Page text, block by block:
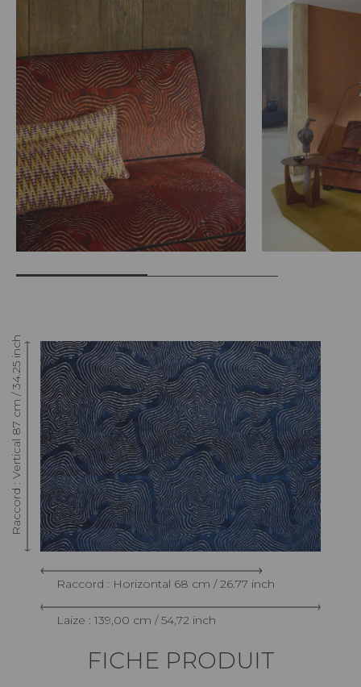
Raccord : Vertical 87 cm / 34.25 inch
Raccord : Horizontal 68 cm / 26.77 inch
Laize : 139,00 cm / 54,72 inch
FICHE PRODUIT